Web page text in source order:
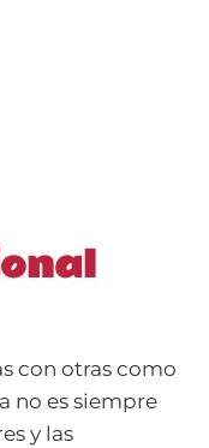
con otras como
no es siempre
y las